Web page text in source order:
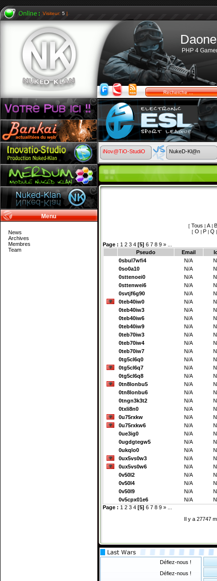
Visiteur: 5 |
PHP 4
Menu
News
Archives
Membres
Team
iNov@TiO-StudiO NukeD-Kl@n
[ Tous A| B
[O P |Q
Page : 1 2 3 4 [5] 6 7 8 9 »
Pseudo
Email
0sbul7wfi4
N/A
0so0a10
N/A
0sttenoei0
N/A
0sttenwei6
N/A
0svtjf6g90
N/A
0teb40iw0
N/A
0teb40iw3
N/A
0teb40iw6
N/A
0teb40iw9
N/A
0teb70iw3
N/A
0teb70iw4
N/A
0teb70iw7
N/A
0tg5cl6q0
N/A
0tg5cl6q7
N/A
0tg5cl6q8
N/A
0tn8lonbu5
N/A
0tn8lonbu6
N/A
0tngn3k3t2
N/A
0txli8n0
N/A
0u75rxkw
N/A
0u75rxkw6
N/A
0ue3ig0
N/A
0ugdgtegw5
N/A
0ukqlo0
N/A
0ux5vs0w3
N/A
0ux5vs0w6
N/A
0v50l2
N/A
0v50l4
N/A
0v50l9
N/A
0v5cpx01e6
N/A
Page : 1 2 3 4 [5] 6 7 8 9 »
Il y a 27747
Défiez-nous !
Défiez-nous !